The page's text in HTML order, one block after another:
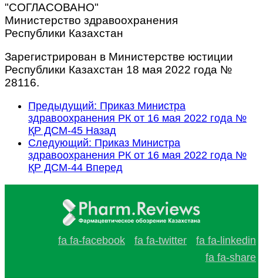
"СОГЛАСОВАНО"
Министерство здравоохранения
Республики Казахстан
Зарегистрирован в Министерстве юстиции
Республики Казахстан 18 мая 2022 года №
28116.
Предыдущий: Приказ Министра
здравоохранения РК от 16 мая 2022 года №
ҚР ДСМ-45 Назад
Следующий: Приказ Министра
здравоохранения РК от 16 мая 2022 года №
ҚР ДСМ-44 Вперед
fa fa-facebook fa fa-twitter
fa fa-linkedin
fa fa-share